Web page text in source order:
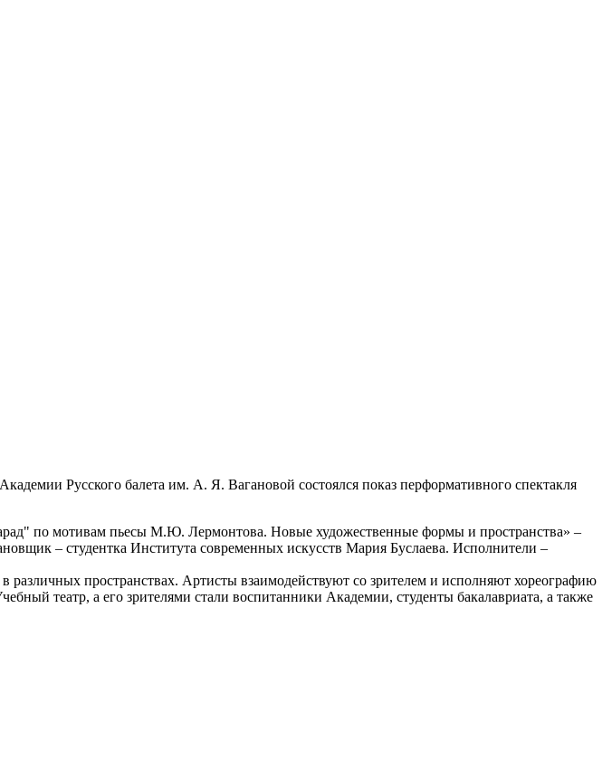
Русского балета им. А. Я. Вагановой состоялся показ перформативного спектакля
по мотивам пьесы М.Ю. Лермонтова. Новые художественные формы и пространства» –
– студентка Института современных искусств Мария Буслаева. Исполнители –
пространствах. Артисты взаимодействуют со зрителем и исполняют хореографию
театр, а его зрителями стали воспитанники Академии, студенты бакалавриата, а также